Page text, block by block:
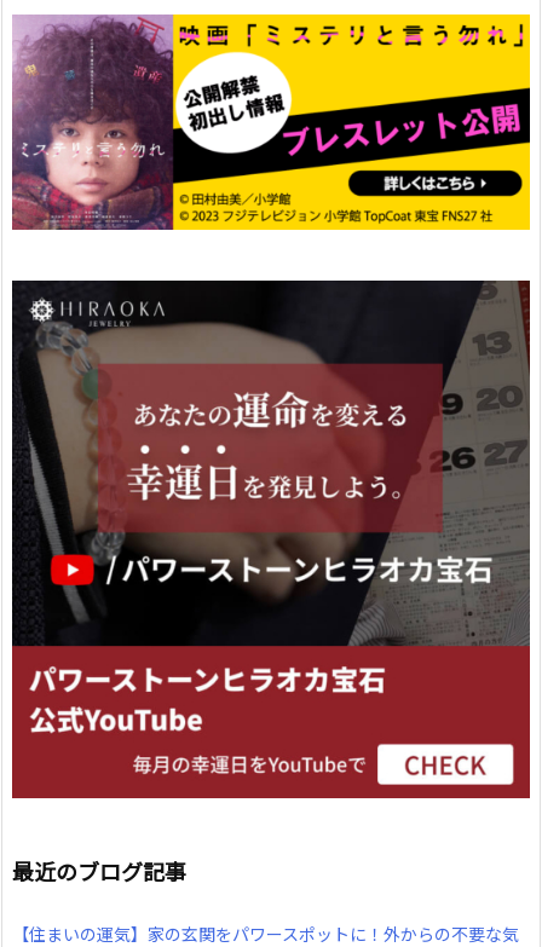
最近のブログ記事
【住まいの運気】家の玄関をパワースポットに！外からの不要な気